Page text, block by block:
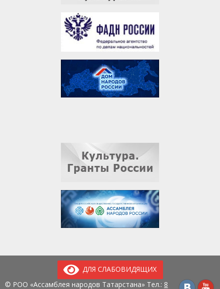
ДЛЯ СЛАБОВИДЯЩИХ
© РОО «Ассамблея народов Татарстана» Тел.: 8